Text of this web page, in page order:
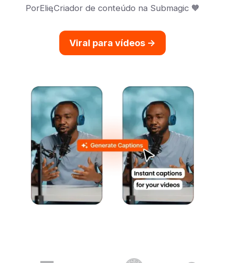
PorElie,Criador de conteúdo na Submagic 🧡
Viral para vídeos ->